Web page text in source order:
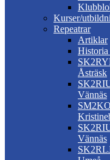
Kurser/
Repeatrar
Artiklar
Historia
Åsträsk
Vännäs
Vännäs